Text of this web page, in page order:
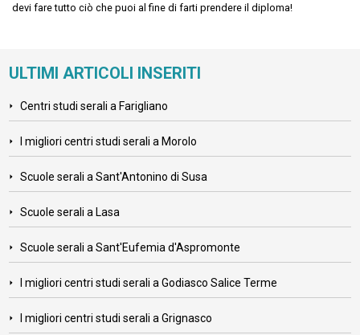
devi fare tutto ciò che puoi al fine di farti prendere il diploma!
ULTIMI ARTICOLI INSERITI
Centri studi serali a Farigliano
I migliori centri studi serali a Morolo
Scuole serali a Sant'Antonino di Susa
Scuole serali a Lasa
Scuole serali a Sant'Eufemia d'Aspromonte
I migliori centri studi serali a Godiasco Salice Terme
I migliori centri studi serali a Grignasco